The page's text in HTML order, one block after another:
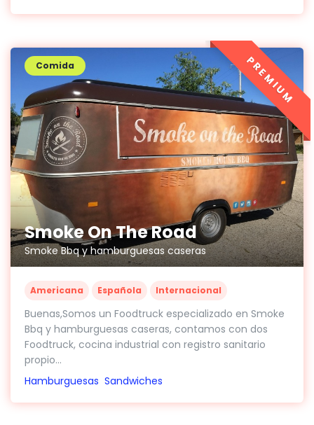
Smoke On The Road
Smoke Bbq y hamburguesas caseras
Comida
Americana Española Internacional
Buenas,Somos un Foodtruck especializado en Smoke
Bbq y hamburguesas caseras, contamos con dos
Foodtruck, cocina industrial con registro sanitario
propio...
Hamburguesas Sandwiches
PREMIUM